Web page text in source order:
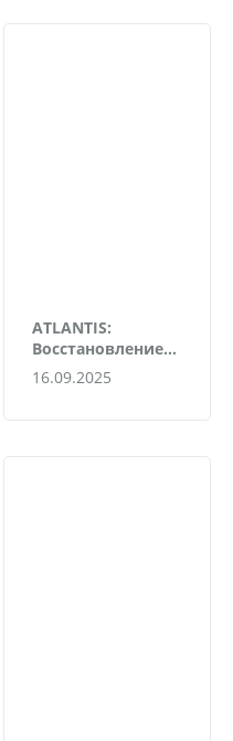
ATLANTIS:
Восстановление
кожи после
солнечного
16.09.2025